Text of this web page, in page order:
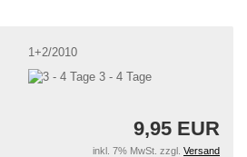
1+2/2010
3 - 4 Tage
9,95 EUR
inkl. 7% MwSt. zzgl. Versand